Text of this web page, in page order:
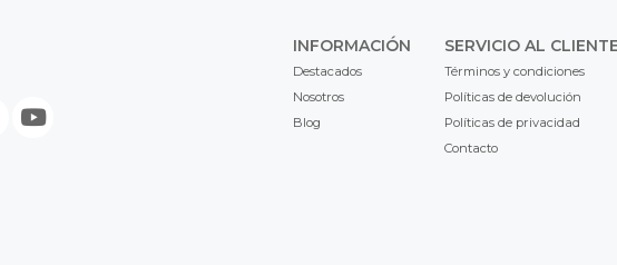
INFORMACIÓN
Destacados
Nosotros
Blog
SERVICIO AL CLIENTE
Términos y condiciones
Políticas de devolución
Políticas de privacidad
Contacto